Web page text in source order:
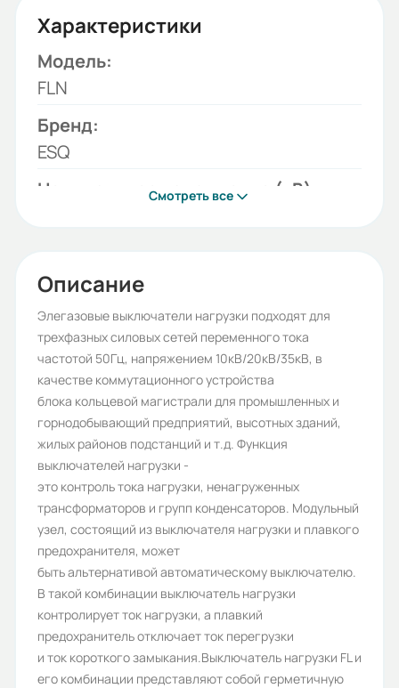
Характеристики
Модель:
FLN
Бренд:
ESQ
Номинальное напряжение (кВ):
630
Гарантия, лет:
2,5
Срок службы, лет:
30
Вес (кг):
87.1
Габариты (ШхВхГ, м):
0.47x0.985x0.685
Смотреть все
Описание
Элегазовые выключатели нагрузки подходят для
трехфазных силовых сетей переменного тока
частотой 50Гц, напряжением 10кВ/20кВ/35кВ, в
качестве коммутационного устройства
блока кольцевой магистрали для промышленных и
горнодобывающий предприятий, высотных зданий,
жилых районов подстанций и т.д. Функция
выключателей нагрузки -
это контроль тока нагрузки, ненагруженных
трансформаторов и групп конденсаторов. Модульный
узел, состоящий из выключателя нагрузки и плавкого
предохранителя, может
быть альтернативой автоматическому выключателю.
В такой комбинации выключатель нагрузки
контролирует ток нагрузки, а плавкий
предохранитель отключает ток перегрузки
и ток короткого замыкания.Выключатель нагрузки FL и
его комбинации представляют собой герметичную